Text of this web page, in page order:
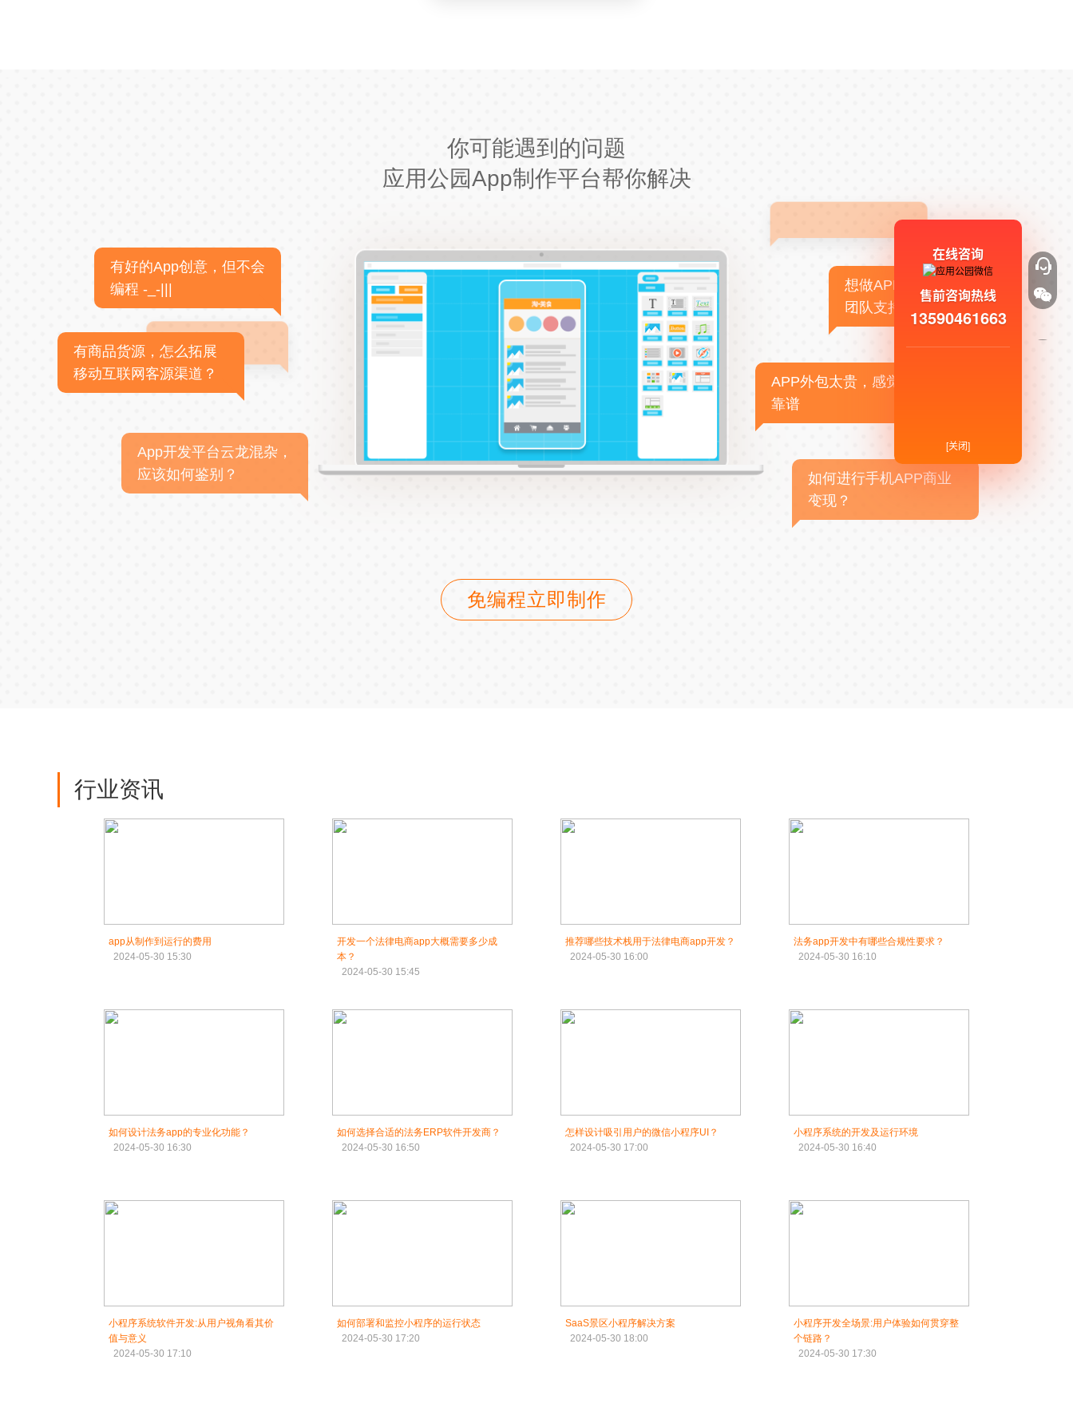
你可能遇到的问题
应用公园App制作平台帮你解决
有好的App创意，但不会
编程 -_-|||
有商品货源，怎么拓展
移动互联网客源渠道？
App开发平台云龙混杂，
应该如何鉴别？
想做APP，但没有技术
团队支持
APP外包太贵，感觉不
靠谱
如何进行手机APP商业
变现？
免编程立即制作
行业资讯
app从制作到运行的费用
2024-05-30 15:30
开发一个法律电商app大概需要多少成
本？
2024-05-30 15:45
推荐哪些技术栈用于法律电商app开发？
2024-05-30 16:00
法务app开发中有哪些合规性要求？
2024-05-30 16:10
如何设计法务app的专业化功能？
2024-05-30 16:30
如何选择合适的法务ERP软件开发商？
2024-05-30 16:50
怎样设计吸引用户的微信小程序UI？
2024-05-30 17:00
小程序系统的开发及运行环境
2024-05-30 16:40
小程序系统软件开发:从用户视角看其价
值与意义
2024-05-30 17:10
如何部署和监控小程序的运行状态
2024-05-30 17:20
SaaS景区小程序解决方案
2024-05-30 18:00
小程序开发全场景:用户体验如何贯穿整
个链路？
2024-05-30 17:30
在线咨询
售前咨询热线
13590461663
[关闭]